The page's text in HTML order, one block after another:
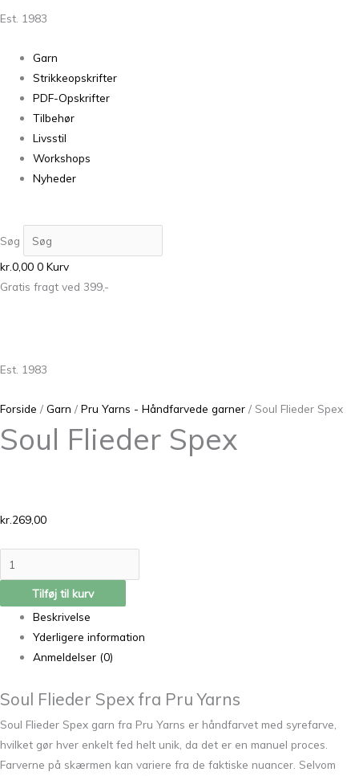
Est. 1983
Garn
Strikkeopskrifter
PDF-Opskrifter
Tilbehør
Livsstil
Workshops
Nyheder
Søg
kr.0,00 0 Kurv
Gratis fragt ved 399,-
Est. 1983
Forside / Garn / Pru Yarns - Håndfarvede garner / Soul Flieder Spex
Soul Flieder Spex
kr. 269,00
Tilføj til kurv
Beskrivelse
Yderligere information
Anmeldelser (0)
Soul Flieder Spex fra Pru Yarns
Soul Flieder Spex garn fra Pru Yarns er håndfarvet med syrefarve,
hvilket gør hver enkelt fed helt unik, da det er en manuel proces.
Farverne på skærmen kan variere fra de faktiske nuancer. Selvom